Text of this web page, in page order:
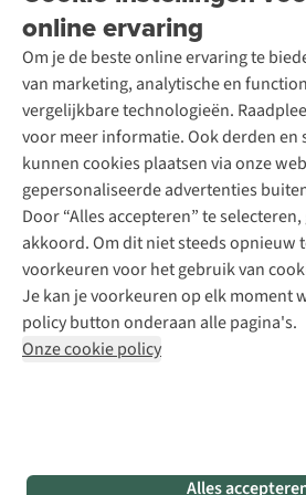
online ervaring
Om je de beste online ervaring te
van marketing, analytische en
vergelijkbare technologieën.
voor meer informatie. Ook derden en
kunnen cookies plaatsen via onze
gepersonaliseerde advertenties
Door “Alles accepteren” te
akkoord. Om dit niet steeds opnieuw
voorkeuren voor het gebruik van
Je kan je voorkeuren op elk moment
policy button onderaan alle pagina's.
Onze cookie policy
Alles
Contact
Over A.S.Adventure
Toegankelijkheidsverklaring
Wasservice
Schoenonderhoud
Schoenherstelling
Kledingherstelling
Retouches
Voor bedrijven
Podcast
Explore Academy
Explore Camp
Gear Check
Inspiratie & advies
Meld je aan voor de nieuwsbrief
Follow us
Disclaimer Privacy Policy
Cookie Policy